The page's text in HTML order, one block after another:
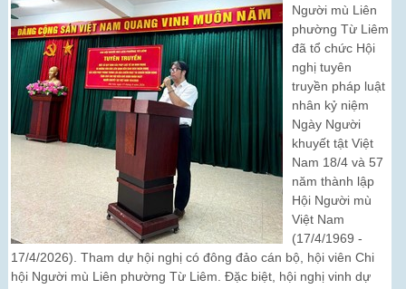
Người mù Liên
phường Từ Liêm
đã tổ chức Hội
nghị tuyên
truyền pháp luật
nhân kỷ niệm
Ngày Người
khuyết tật Việt
Nam 18/4 và 57
năm thành lập
Hội Người mù
Việt Nam
(17/4/1969 -
17/4/2026). Tham dự hội nghị có đông đảo cán bộ, hội viên Chi
hội Người mù Liên phường Từ Liêm. Đặc biệt, hội nghị vinh dự